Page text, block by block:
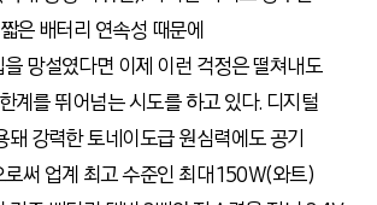
은 배터리 연속성 때문에
망설였다면 이제 이런 걱정은 떨쳐내도
계를 뛰어넘는 시도를 하고 있다. 디지털
강력한 토네이도급 원심력에도 공기
써 업계 최고 수준인 최대 150W(와트)